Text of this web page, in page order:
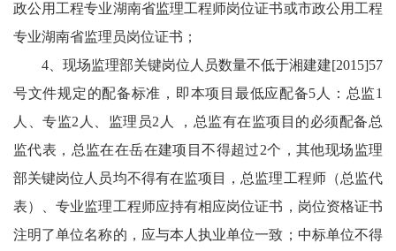
政公用工程专业湖南省监理工程师岗位证书或市政公用工程
专业湖南省监理员岗位证书；
4、现场监理部关键岗位人员数量不低于湘建建[2015]57
号文件规定的配备标准，即本项目最低应配备5人：总监1
人、专监2人、监理员2人 ，总监有在监项目的必须配备总
监代表，总监在在岳在建项目不得超过2个，其他现场监理
部关键岗位人员均不得有在监项目，总监理工程师（总监代
表）、专业监理工程师应持有相应岗位证书，岗位资格证书
注明了单位名称的，应与本人执业单位一致；中标单位不得